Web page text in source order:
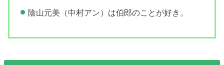
陰山元美（中村アン）は伯郎のことが好き。